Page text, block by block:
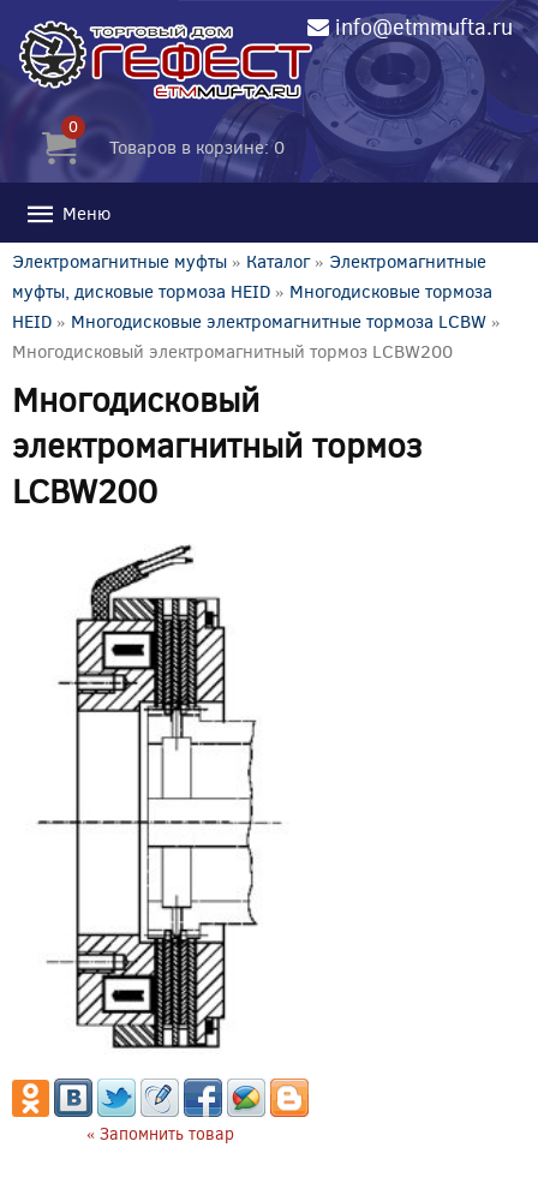
info@etmmufta.ru
0
Товаров в корзине: 0
Меню
Электромагнитные муфты » Каталог» Электромагнитные
муфты, дисковые тормоза HEID » Многодисковые тормоза
HEID » Многодисковые электромагнитные тормоза LCBW »
Многодисковый электромагнитный тормоз LCBW200
Многодисковый
электромагнитный тормоз
LCBW200
« Запомнить товар